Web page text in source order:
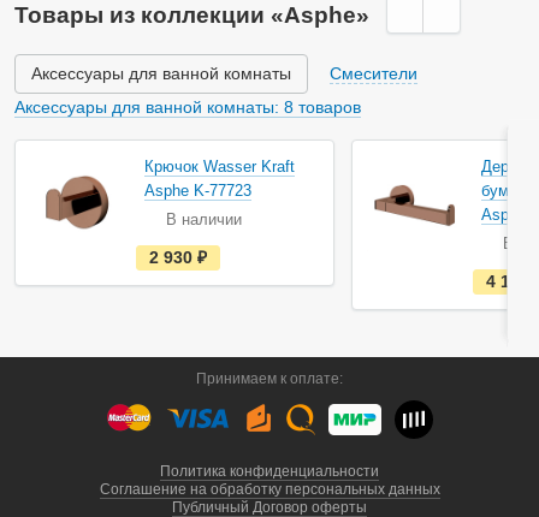
л
и
Товары из коллекции «Asphe»
Аксессуары для ванной комнаты
Смесители
Аксессуары для ванной комнаты: 8 товаров
Крючок Wasser Kraft
Asphe K-77723
В наличии
е
с
т
а
и
и
2 930
бумаги
Asphe
В
4 160
Принимаем к оплате:
Политика конфиденциальности
Соглашение на обработку персональных данных
Публичный Договор оферты